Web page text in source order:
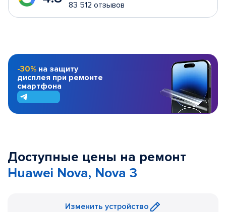
83 512 отзывов
-30% на защиту
дисплея при ремонте
смартфона
Доступные цены на ремонт
Huawei Nova, Nova 3
Изменить устройство